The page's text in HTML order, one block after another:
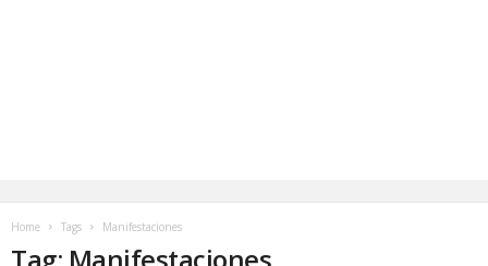
Home Tags Manifestaciones